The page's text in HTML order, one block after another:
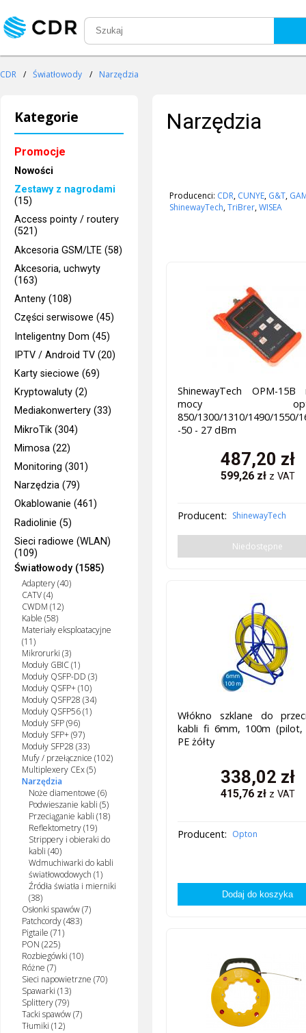
CDR / Światłowody / Narzędzia
Kategorie
Promocje
Nowości
Zestawy z nagrodami
(15)
Access pointy / routery
(521)
Akcesoria GSM/LTE (58)
Akcesoria, uchwyty
(163)
Anteny (108)
Części serwisowe (45)
Inteligentny Dom (45)
IPTV / Android TV (20)
Karty sieciowe (69)
Kryptowaluty (2)
Mediakonwertery (33)
MikroTik (304)
Mimosa (22)
Monitoring (301)
Narzędzia (79)
Okablowanie (461)
Radiolinie (5)
Sieci radiowe (WLAN)
(109)
Światłowody (1585)
Adaptery (40)
CATV (4)
CWDM (12)
Kable (58)
Materiały eksploatacyjne
(11)
Mikrorurki (3)
Moduły GBIC (1)
Moduły QSFP-DD (3)
Moduły QSFP+ (10)
Moduły QSFP28 (34)
Moduły QSFP56 (1)
Moduły SFP (96)
Moduły SFP+ (97)
Moduły SFP28 (33)
Mufy / przełącznice (102)
Multiplexery CEx (5)
Narzędzia
Noże diamentowe (6)
Podwieszanie kabli (5)
Przeciąganie kabli (18)
Reflektometry (19)
Strippery i obieraki do
kabli (40)
Wdmuchiwarki do kabli
światłowodowych (1)
Źródła światła i mierniki
(38)
Osłonki spawów (7)
Patchcordy (483)
Pigtaile (71)
PON (225)
Rozbiegówki (10)
Różne (7)
Sieci napowietrzne (70)
Spawarki (13)
Splittery (79)
Tacki spawów (7)
Tłumiki (12)
Narzędzia
Producenci: CDR, CUNYE, G&T,
ShinewayTech,TriBrer,WISEA
ShinewayTech OPM-15B
mocy
850/1300/1310/1490/1550/
-50 - 27 dBm
487,20 zł
599,26zł z VAT
Producent: ShinewayTech
Niedostępne
Włókno szklane do
kabli fi 6mm, 100m (pilot,
PE żółty
338,02 zł
415,76zł z VAT
Producent: Opton